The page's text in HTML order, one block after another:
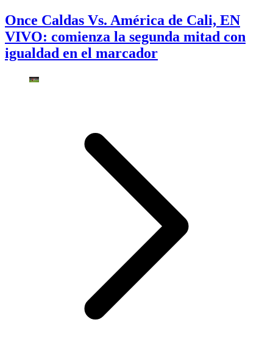
Once Caldas Vs. América de Cali, EN
VIVO: comienza la segunda mitad con
igualdad en el marcador